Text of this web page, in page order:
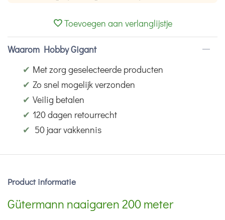
Toevoegen aan verlanglijstje
Waarom Hobby Gigant
✔ Met zorg geselecteerde producten
✔ Zo snel mogelijk verzonden
✔ Veilig betalen
✔ 120 dagen retourrecht
✔ 50 jaar vakkennis
Product informatie
Gütermann naaigaren 200 meter